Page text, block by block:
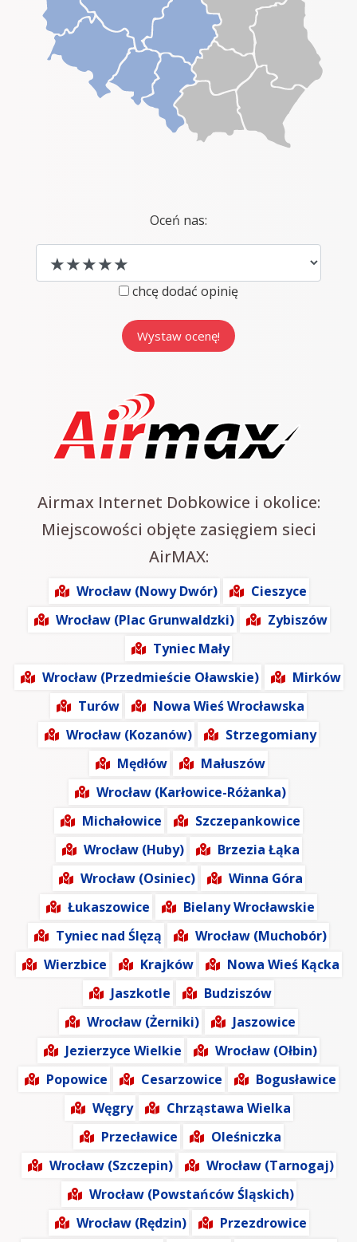
Oceń nas:
chcę dodać opinię
Airmax Internet Dobkowice i okolice:
Miejscowości objęte zasięgiem sieci
AirMAX:
Wrocław (Nowy Dwór)
Cieszyce
Wrocław (Plac Grunwaldzki)
Zybiszów
Tyniec Mały
Wrocław (Przedmieście Oławskie)
Mirków
Turów
Nowa Wieś Wrocławska
Wrocław (Kozanów)
Strzegomiany
Mędłów
Małuszów
Wrocław (Karłowice-Różanka)
Michałowice
Szczepankowice
Wrocław (Huby)
Brzezia Łąka
Wrocław (Osiniec)
Winna Góra
Łukaszowice
Bielany Wrocławskie
Tyniec nad Ślęzą
Wrocław (Muchobór)
Wierzbice
Krajków
Nowa Wieś Kącka
Jaszkotle
Budziszów
Wrocław (Żerniki)
Jaszowice
Jezierzyce Wielkie
Wrocław (Ołbin)
Popowice
Cesarzowice
Bogusławice
Węgry
Chrząstawa Wielka
Przecławice
Oleśniczka
Wrocław (Szczepin)
Wrocław (Tarnogaj)
Wrocław (Powstańców Śląskich)
Wrocław (Rędzin)
Przezdrowice